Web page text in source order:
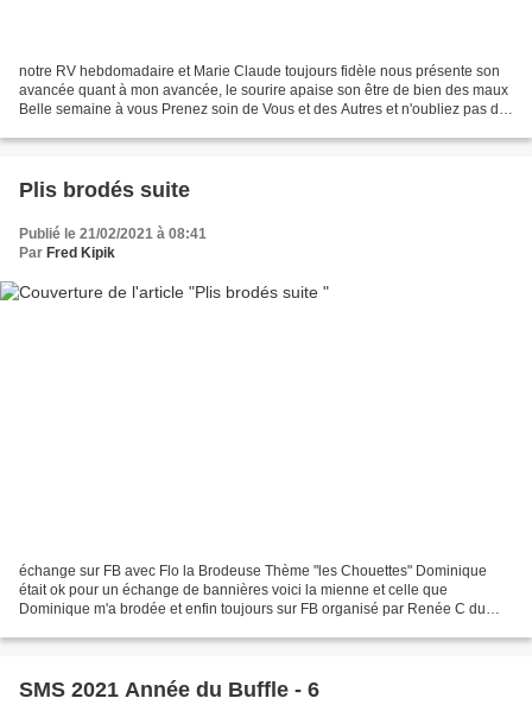
notre RV hebdomadaire et Marie Claude toujours fidèle nous présente son
avancée quant à mon avancée, le sourire apaise son être de bien des maux
Belle semaine à vous Prenez soin de Vous et des Autres et n'oubliez pas de
Plis brodés suite
Publié le 21/02/2021 à 08:41
Par Fred Kipik
échange sur FB avec Flo la Brodeuse Thème "les Chouettes" Dominique
était ok pour un échange de bannières voici la mienne et celle que
Dominique m'a brodée et enfin toujours sur FB organisé par Renée C du
SMS 2021 Année du Buffle - 6